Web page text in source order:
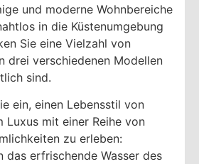
und moderne Wohnbereiche
in die Küstenumgebung
Sie eine Vielzahl von
drei verschiedenen Modellen
sind.
ein, einen Lebensstil von
Luxus mit einer Reihe von
zu erleben:
das erfrischende Wasser des